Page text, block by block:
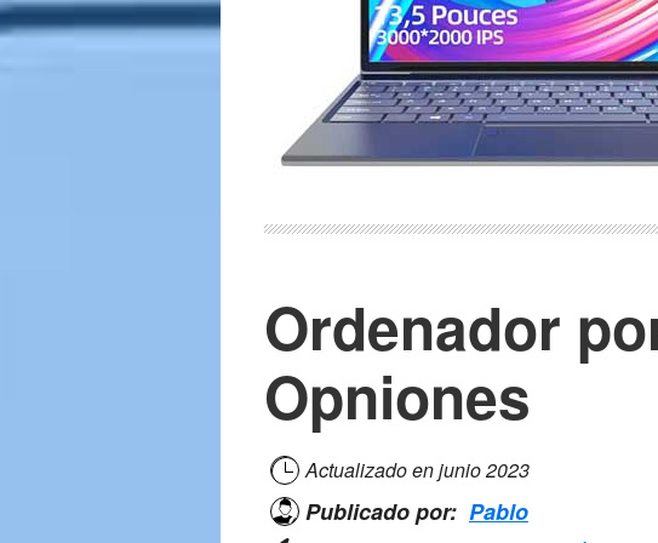
Ordenador
Opniones
Actualizado enjunio 2023
Publicado por: Pablo